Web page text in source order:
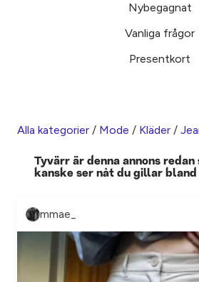
Nybegagnat
Vanliga frågor
Presentkort
Alla kategorier / Mode / Kläder /
Tyvärr är denna annons redan
kanske ser nåt du gillar bland
mmae_